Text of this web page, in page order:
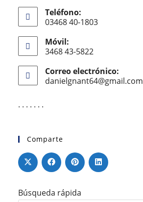
Teléfono:
03468 40-1803
Móvil:
3468 43-5822
Correo electrónico:
danielgnant64@gmail.com
. . . . . . .
Comparte
Búsqueda rápida